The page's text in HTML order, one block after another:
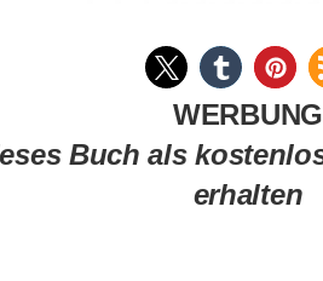
WERBUNG
Buch als
erhalten